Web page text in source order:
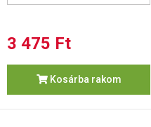
3 475 Ft
Kosárba rakom